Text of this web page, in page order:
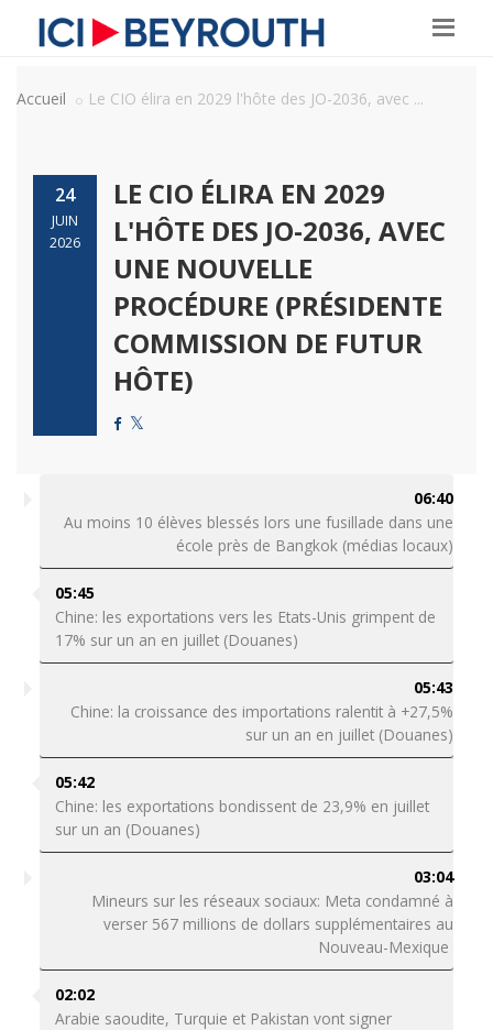
Accueil Le CIO élira en 2029 l'hôte des JO-2036, avec ...
24
JUIN
2026
LE CIO ÉLIRA EN 2029
L'HÔTE DES JO-2036, AVEC
UNE NOUVELLE
PROCÉDURE (PRÉSIDENTE
COMMISSION DE FUTUR
HÔTE)
06:40
Au moins 10 élèves blessés lors une fusillade dans une
école près de Bangkok (médias locaux)
05:45
Chine: les exportations vers les Etats-Unis grimpent de
17% sur un an en juillet (Douanes)
05:43
Chine: la croissance des importations ralentit à +27,5%
sur un an en juillet (Douanes)
05:42
Chine: les exportations bondissent de 23,9% en juillet
sur un an (Douanes)
03:04
Mineurs sur les réseaux sociaux: Meta condamné à
verser 567 millions de dollars supplémentaires au
Nouveau-Mexique
02:02
Arabie saoudite, Turquie et Pakistan vont signer